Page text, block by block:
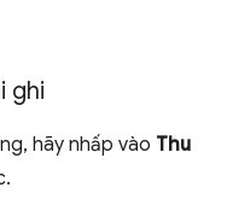
ghi
hãy nhấp vào Thu